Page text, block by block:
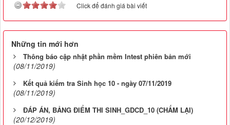
Click để đánh giá bài viết
Những tin mới hơn
Thông báo cập nhật phần mềm Intest phiên bản mới
(08/11/2019)
Kết quả kiểm tra Sinh học 10 - ngày 07/11/2019
(08/11/2019)
ĐÁP ÁN, BẢNG ĐIỂM THI SINH_GDCD_10 (CHẤM LẠI)
(20/12/2019)